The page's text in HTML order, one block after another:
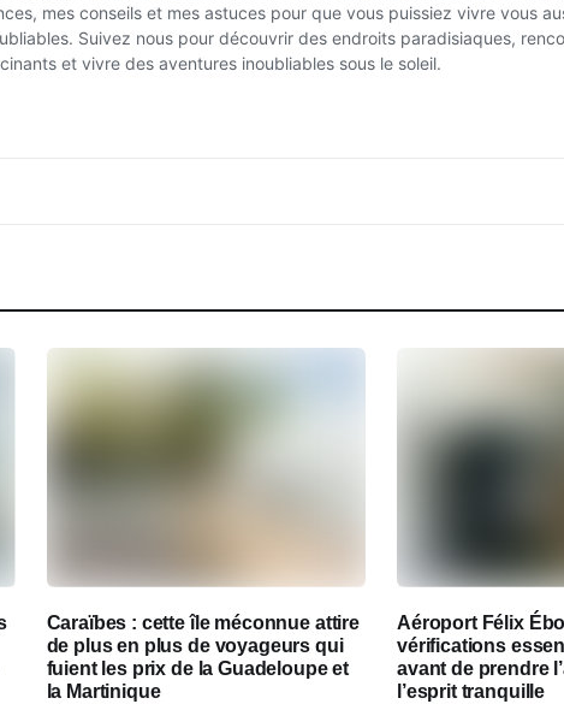
mes conseils et mes astuces pour que vous puissiez vivre vous
Suivez nous pour découvrir des endroits paradisiaques,
et vivre des aventures inoubliables sous le soleil.
Caraïbes : cette île méconnue attire
de plus en plus de voyageurs qui
fuient les prix de la Guadeloupe et
la Martinique
Aéroport Félix
vérifications
avant de prendre
l’esprit tranquille